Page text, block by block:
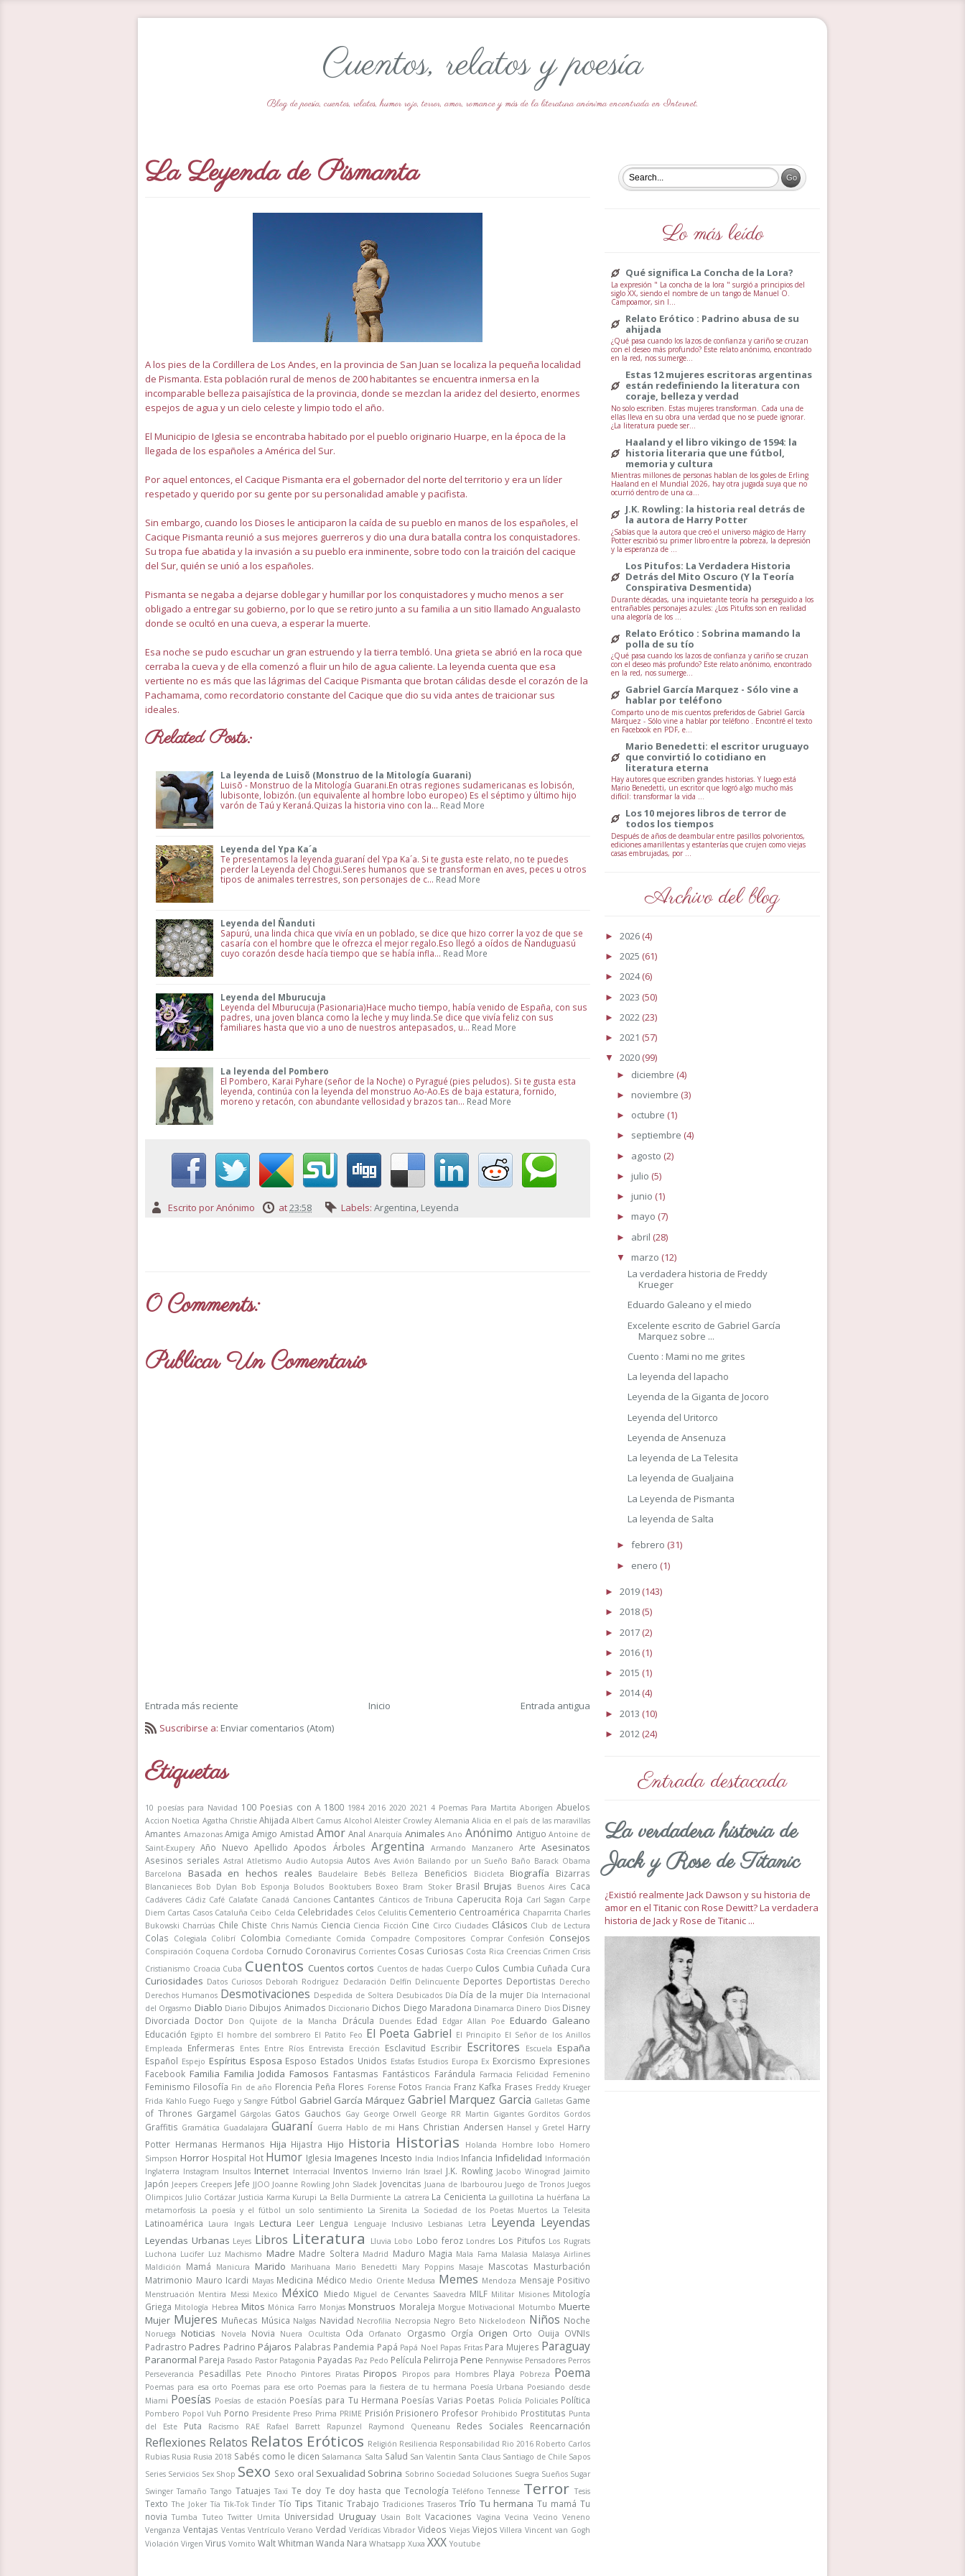
Cuentos, relatos y poesía
Blog de poesía, cuentos, relatos, humor rojo, terror, amor, romance y más de la literatura anónima encontrada en Internet.
La Leyenda de Pismanta
A los pies de la Cordillera de Los Andes, en la provincia de San Juan se localiza la pequeña localidad
de Pismanta. Esta población rural de menos de 200 habitantes se encuentra inmersa en la
incomparable belleza paisajística de la provincia, donde se mezclan la aridez del desierto, enormes
espejos de agua y un cielo celeste y limpio todo el año.
El Municipio de Iglesia se encontraba habitado por el pueblo originario Huarpe, en la época de la
llegada de los españoles a América del Sur.
Por aquel entonces, el Cacique Pismanta era el gobernador del norte del territorio y era un líder
respetado y querido por su gente por su personalidad amable y pacifista.
Sin embargo, cuando los Dioses le anticiparon la caída de su pueblo en manos de los españoles, el
Cacique Pismanta reunió a sus mejores guerreros y dio una dura batalla contra los conquistadores.
Su tropa fue abatida y la invasión a su pueblo era inminente, sobre todo con la traición del cacique
del Sur, quién se unió a los españoles.
Pismanta se negaba a dejarse doblegar y humillar por los conquistadores y mucho menos a ser
obligado a entregar su gobierno, por lo que se retiro junto a su familia a un sitio llamado Angualasto
donde se ocultó en una cueva, a esperar la muerte.
Esa noche se pudo escuchar un gran estruendo y la tierra tembló. Una grieta se abrió en la roca que
cerraba la cueva y de ella comenzó a fluir un hilo de agua caliente. La leyenda cuenta que esa
vertiente no es más que las lágrimas del Cacique Pismanta que brotan cálidas desde el corazón de la
Pachamama, como recordatorio constante del Cacique que dio su vida antes de traicionar sus
ideales.
Related Posts:
La leyenda de Luisõ (Monstruo de la Mitología Guarani)
Luisõ - Monstruo de la Mitología Guarani.En otras regiones sudamericanas es lobisón,
lubisonte, lobizón. (un equivalente al hombre lobo europeo) Es el séptimo y último hijo
varón de Taú y Keraná.Quizas la historia vino con la… Read More
Leyenda del Ypa Ka´a
Te presentamos la leyenda guaraní del Ypa Ka´a. Si te gusta este relato, no te puedes
perder la Leyenda del Chogui.Seres humanos que se transforman en aves, peces u otros
tipos de animales terrestres, son personajes de c… Read More
Leyenda del Ñanduti
Sapurú, una linda chica que vivía en un poblado, se dice que hizo correr la voz de que se
casaría con el hombre que le ofrezca el mejor regalo.Eso llegó a oídos de Ñanduguasú
cuyo corazón desde hacía tiempo que se había infla… Read More
Leyenda del Mburucuja
Leyenda del Mburucuja (Pasionaria)Hace mucho tiempo, había venido de España, con sus
padres, una joven blanca como la leche y muy linda.Se dice que vivía feliz con sus
familiares hasta que vio a uno de nuestros antepasados, u… Read More
La leyenda del Pombero
El Pombero, Karai Pyhare (señor de la Noche) o Pyragué (pies peludos). Si te gusta esta
leyenda, continúa con la leyenda del monstruo Ao-Ao.Es de baja estatura, fornido,
moreno y retacón, con abundante vellosidad y brazos tan… Read More
Escrito porAnónimo at23:58 Labels: Argentina, Leyenda
0 Comments:
Publicar Un Comentario
Entrada más reciente Entrada antigua
Inicio
Suscribirse a: Enviar comentarios (Atom)
Etiquetas
10 poesías para Navidad 100 Poesias con A 1800 1984 2016 2020 2021 4 Poemas Para Martita Aborigen Abuelos
Accion Noetica Agatha Christie Ahijada Albert Camus Alcohol Aleister Crowley Alemania Alicia en el país de las maravillas
Amantes Amazonas Amiga Amigo Amistad Amor Anal Anarquía Animales Ano Anónimo Antiguo Antoine de
Saint-Exupery Año Nuevo Apellido Apodos Árboles Argentina Armando Manzanero Arte Asesinatos
Asesinos seriales Astral Atletismo Audio Autopsia Autos Aves Avión Bailando por un Sueño Baño Barack Obama
Barcelona
Basada en hechos reales Baudelaire Bebés Belleza Beneficios Bicicleta Biografía Bizarras
Blancanieces Bob Dylan Bob Esponja Boludos Booktubers Boxeo Bram Stoker Brasil Brujas Buenos Aires Caca
Cadáveres Cádiz Café Calafate Canadá Canciones Cantantes Cánticos de Tribuna Caperucita Roja Carl Sagan Carpe
Diem Cartas Casos Cataluña Ceibo Celda Celebridades Celos Celulitis Cementerio Centroamérica Chaparrita Charles
Bukowski Charrúas Chile Chiste Chris Namús Ciencia Ciencia Ficción Cine Circo Ciudades Clásicos Club de Lectura
Colas Colegiala Colibrí Colombia Comediante Comida Compadre Compositores Comprar Confesión Consejos
Conspiración Coquena Cordoba Cornudo Coronavirus Corrientes Cosas Curiosas Costa Rica Creencias Crimen Crisis
Cristianismo Croacia Cuba Cuentos Cuentos cortos Cuentos de hadas Cuerpo Culos Cumbia Cuñada Cura
Curiosidades Datos Curiosos Deborah Rodriguez Declaración Delfín Delincuente Deportes Deportistas Derecho
Derechos Humanos Desmotivaciones Despedida de Soltera Desubicados Día Día de la mujer Día Internacional
del Orgasmo Diablo Diario Dibujos Animados Diccionario Dichos Diego Maradona Dinamarca Dinero Dios Disney
Divorciada Doctor Don Quijote de la Mancha Drácula Duendes Edad Edgar Allan Poe Eduardo Galeano
Educación Egipto El hombre del sombrero El Patito Feo El Poeta Gabriel El Principito El Señor de los Anillos
Empleada
Enfermeras Entes Entre Ríos Entrevista Erección Esclavitud Escribir Escritores Escuela España
Español Espejo Espíritus Esposa Esposo Estados Unidos Estafas Estudios Europa Ex Exorcismo Expresiones
Facebook Familia Familia Jodida Famosos Fantasmas Fantásticos Farándula Farmacia Felicidad Femenino
Feminismo Filosofía Fin de año Florencia Peña Flores Forense Fotos Francia Franz Kafka Frases Freddy Krueger
Frida Kahlo Fuego Fuego y Sangre Fútbol Gabriel García Márquez Gabriel Marquez Garcia Galletas Game
of Thrones Gargamel Gárgolas Gatos Gauchos Gay George Orwell George RR Martin Gigantes Gorditos Gordos
Graffitis Gramática Guadalajara Guaraní Guerra Hablo de mi Hans Christian Andersen Hansel y Gretel Harry
Potter Hermanas Hermanos Hija Hijastra Hijo Historia Historias Holanda Hombre lobo
Homero
Simpson Horror Hospital Hot Humor Iglesia Imagenes Incesto India Indios Infancia Infidelidad Información
Inglaterra Instagram Insultos Internet Interracial Inventos Invierno Irán Israel J.K. Rowling Jacobo Winograd Jaimito
Japón Jeepers Creepers Jefe JJOO Joanne Rowling John Sladek Jovencitas Juana de Ibarbourou Juego de Tronos Juegos
Olimpicos Julio Cortázar Justicia Karma Kurupi La Bella Durmiente La catrera La Cenicienta La guillotina La huérfana La
metamorfosis La poesía y el fútbol un solo sentimiento La Sirenita La Sociedad de los Poetas Muertos La Telesita
Latinoamérica Laura Ingals Lectura Leer Lengua Lenguaje Inclusivo Lesbianas Letra Leyenda Leyendas
Leyendas Urbanas Leyes Libros Literatura Lluvia Lobo Lobo feroz Londres Los Pitufos Los Rugrats
Luchona Lucifer Luz Machismo Madre Madre Soltera Madrid Maduro Magia Mala Fama Malasia Malasya Airlines
Maldición
Mamá Manicura Marido Marihuana Mario Benedetti Mary Poppins Masaje Mascotas Masturbación
Matrimonio Mauro Icardi Mayas Medicina Médico Medio Oriente Medusa Memes Mendoza Mensaje Positivo
Menstruación Mentira Messi Mexico México Miedo Miguel de Cervantes Saavedra MILF Militar Misiones Mitología
Griega Mitología Hebrea Mitos Mónica Farro Monjas Monstruos Moraleja Morgue Motivacional Motumbo Muerte
Mujer Mujeres Muñecas Música Nalgas Navidad Necrofilia Necropsia Negro Beto Nickelodeon Niños Noche
Noruega Noticias Novela Novia Nuera Ocultista Oda Orfanato Orgasmo Orgía Origen Orto Ouija OVNIs
Padrastro Padres Padrino Pájaros Palabras Pandemia Papá Papá Noel Papas Fritas Para Mujeres Paraguay
Paranormal Pareja Pasado Pastor Patagonia Payadas Paz Pedo Película Pelirroja Pene Pennywise Pensadores Perros
Perseverancia
Pesadillas Pete Pinocho Pintores Piratas Piropos Piropos para Hombres Playa Pobreza Poema
Poemas para esa orto Poemas para ese orto Poemas para la fiestera de tu hermana Poesía Urbana Poesiando desde
Miami Poesías Poesías de estación Poesías para Tu Hermana Poesías Varias Poetas Policía Policiales Política
Pombero Popol Vuh Porno Presidente Preso Prima PRIME Prisión Prisionero Profesor Prohibido Prostitutas Punta
del Este
Puta Racismo RAE Rafael Barrett Rapunzel Raymond Queneanu Redes Sociales Reencarnación
Reflexiones Relatos Relatos Eróticos Religión Resiliencia Responsabilidad Rio 2016 Roberto Carlos
Rubias Rusia Rusia 2018 Sabés como le dicen Salamanca Salta Salud San Valentin Santa Claus Santiago de Chile Sapos
Series Servicios Sex Shop Sexo Sexo oral Sexualidad Sobrina Sobrino Sociedad Soluciones Suegra Sueños Sugar
Swinger Tamaño Tango Tatuajes Taxi Te doy Te doy hasta que Tecnología Teléfono Tennesse Terror Tesis
Texto The Joker Tía Tik-Tok Tinder Tío Tips Titanic Trabajo Tradiciones Traseros Trío Tu hermana Tu mamá Tu
novia Tumba Tuteo Twitter Umita Universidad Uruguay Usain Bolt Vacaciones Vagina Vecina Vecino Veneno
Venganza Ventajas Ventas Ventrículo Verano Verdad Verídicas Vibrador Videos Viejas Viejos Villera Vincent van Gogh
Violación Virgen Virus Vomito Walt Whitman Wanda Nara Whatsapp Xuxa XXX Youtube
Lo más leído
Qué significa La Concha de la Lora?
La expresión " La concha de la lora " surgió a principios del
siglo XX, siendo el nombre de un tango de Manuel O.
Campoamor, sin l...
Relato Erótico : Padrino abusa de su
ahijada
¿Qué pasa cuando los lazos de confianza y cariño se cruzan
con el deseo más profundo? Este relato anónimo, encontrado
en la red, nos sumerge...
Estas 12 mujeres escritoras argentinas
están redefiniendo la literatura con
coraje, belleza y verdad
No solo escriben. Estas mujeres transforman. Cada una de
ellas lleva en su obra una verdad que no se puede ignorar.
¿La literatura puede ser...
Haaland y el libro vikingo de 1594: la
historia literaria que une fútbol,
memoria y cultura
Mientras millones de personas hablan de los goles de Erling
Haaland en el Mundial 2026, hay otra jugada suya que no
ocurrió dentro de una ca...
J.K. Rowling: la historia real detrás de
la autora de Harry Potter
¿Sabías que la autora que creó el universo mágico de Harry
Potter escribió su primer libro entre la pobreza, la depresión
y la esperanza de ...
Los Pitufos: La Verdadera Historia
Detrás del Mito Oscuro (Y la Teoría
Conspirativa Desmentida)
Durante décadas, una inquietante teoría ha perseguido a los
entrañables personajes azules: ¿Los Pitufos son en realidad
una alegoría de los ...
Relato Erótico : Sobrina mamando la
polla de su tío
¿Qué pasa cuando los lazos de confianza y cariño se cruzan
con el deseo más profundo? Este relato anónimo, encontrado
en la red, nos sumerge...
Gabriel García Marquez - Sólo vine a
hablar por teléfono
Comparto uno de mis cuentos preferidos de Gabriel García
Márquez - Sólo vine a hablar por teléfono . Encontré el texto
en Facebook en PDF, e...
Mario Benedetti: el escritor uruguayo
que convirtió lo cotidiano en
literatura eterna
Hay autores que escriben grandes historias. Y luego está
Mario Benedetti, un escritor que logró algo mucho más
difícil: transformar la vida ...
Los 10 mejores libros de terror de
todos los tiempos
Después de años de deambular entre pasillos polvorientos,
ediciones amarillentas y estanterías que crujen como viejas
casas embrujadas, por ...
Archivo del blog
► 2026 (4)
► 2025 (61)
► 2024(6)
► 2023 (50)
► 2022 (23)
► 2021 (57)
▼ 2020 (99)
► diciembre (4)
► noviembre (3)
► octubre (1)
► septiembre (4)
► agosto (2)
► julio (5)
► junio (1)
► mayo (7)
► abril (28)
▼ marzo (12)
La verdadera historia de Freddy
Krueger
Eduardo Galeano y el miedo
Excelente escrito de Gabriel García
Marquez sobre ...
Cuento : Mami no me grites
La leyenda del lapacho
Leyenda de la Giganta de Jocoro
Leyenda del Uritorco
Leyenda de Ansenuza
La leyenda de La Telesita
La leyenda de Gualjaina
La Leyenda de Pismanta
La leyenda de Salta
► febrero (31)
► enero (1)
► 2019 (143)
► 2018 (5)
► 2017 (2)
► 2016 (1)
► 2015 (1)
► 2014(4)
► 2013 (10)
► 2012 (24)
Entrada destacada
La verdadera historia de
Jack y Rose de Titanic
¿Existió realmente Jack Dawson y su historia de
amor en el Titanic con Rose Dewitt? La verdadera
historia de Jack y Rose de Titanic ...